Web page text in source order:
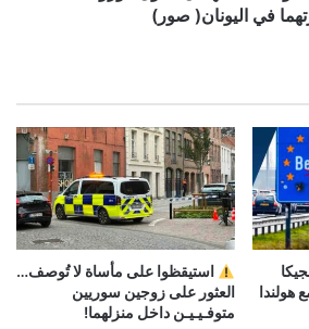
في اليونان( صور)
هولندا
استيقظوا على مأساة لا تُوصف…
العثور على زوجين سوريين
متوفـيـيـن داخل منزلهما!